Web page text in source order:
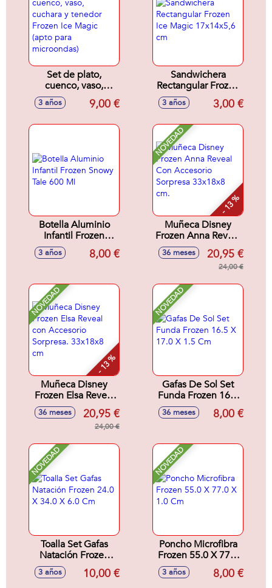
Set de plato,
cuenco, vaso,
cuchara y tenedor
Frozen Ice Magic
3 años 9,00 €
Sandwichera
Rectangular Frozen
Ice Magic
17x14x5,6 cm
3 años 3,00 €
Botella Aluminio
Infantil Frozen
Snowy Tale 600 Ml
3 años 8,00 €
NOVEDAD
- 13 %
Muñeca Disney
Frozen Anna Reveal
Con Accesorio
Sorpresa 33x18x8
36 meses 20,95 €
24,00 €
NOVEDAD
- 13 %
Muñeca Disney
Frozen Elsa Reveal
con Accesorio
Sorpresa. 33x18x8
36 meses 20,95 €
24,00 €
NOVEDAD
Gafas De Sol Set
Funda Frozen 16.5
X 17.0 X 1.5 Cm
36 meses 8,00 €
NOVEDAD
Toalla Set Gafas
Natación Frozen
24.0 X 34.0 X 6.0
3 años 10,00 €
NOVEDAD
Poncho Microfibra
Frozen 55.0 X 77.0
X 1.0 Cm
3 años 8,00 €